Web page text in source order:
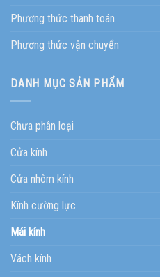
Phương thức thanh toán
Phương thức vận chuyển
DANH MỤC SẢN PHẨM
Chưa phân loại
Cửa kính
Cửa nhôm kính
Kính cường lực
Mái kính
Vách kính